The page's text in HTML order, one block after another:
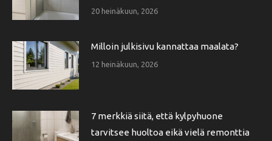
20 heinäkuun, 2026
Milloin julkisivu kannattaa maalata?
12 heinäkuun, 2026
7 merkkiä siitä, että kylpyhuone
tarvitsee huoltoa eikä vielä remonttia